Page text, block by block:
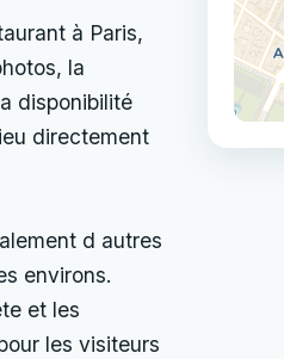
à Paris,
la
disponibilité
directement
d autres
environs.
et les
les visiteurs